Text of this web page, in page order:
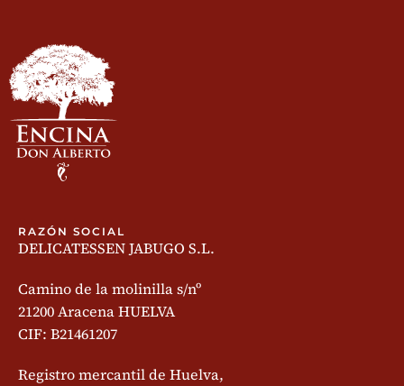
RAZÓN SOCIAL
DELICATESSEN JABUGO S.L.
Camino de la molinilla s/nº
21200 Aracena HUELVA
CIF: B21461207
Registro mercantil de Huelva,